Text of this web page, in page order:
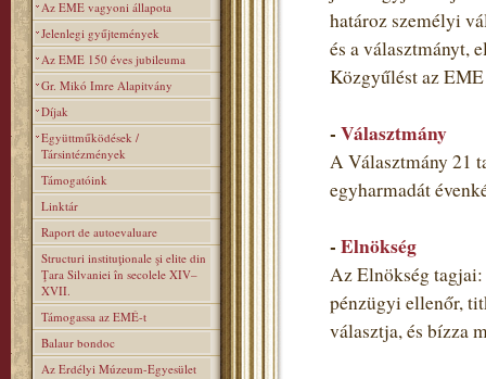
Az EME vagyoni állapota
Jelenlegi gyűjtemények
Az EME 150 éves jubileuma
Gr. Mikó Imre Alapitvány
Díjak
Együttműködések /
Társintézmények
Támogatóink
Linktár
Raport de autoevaluare
Structuri instituţionale şi elite din
Ţara Silvaniei în secolele XIV–
XVII.
Támogassa az EMÉ-t
Balaur bondoc
Az Erdélyi Múzeum-Egyesület
határoz személyi
és a választmányt,
Közgyűlést az
- Választmány
A Választmány 21
egyharmadát
- Elnökség
Az Elnökség
pénzügyi ellenőr,
választja, és bízza